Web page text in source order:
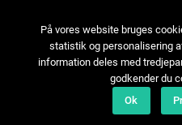
På vores website bruges
statistik og personalisering
information deles med
godkender du
Ok